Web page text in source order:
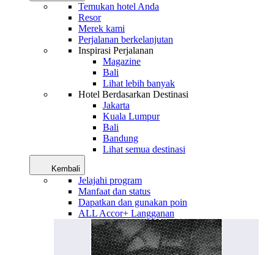
Temukan hotel Anda
Resor
Merek kami
Perjalanan berkelanjutan
Inspirasi Perjalanan
Magazine
Bali
Lihat lebih banyak
Hotel Berdasarkan Destinasi
Jakarta
Kuala Lumpur
Bali
Bandung
Lihat semua destinasi
Kembali
Jelajahi program
Manfaat dan status
Dapatkan dan gunakan poin
ALL Accor+ Langganan